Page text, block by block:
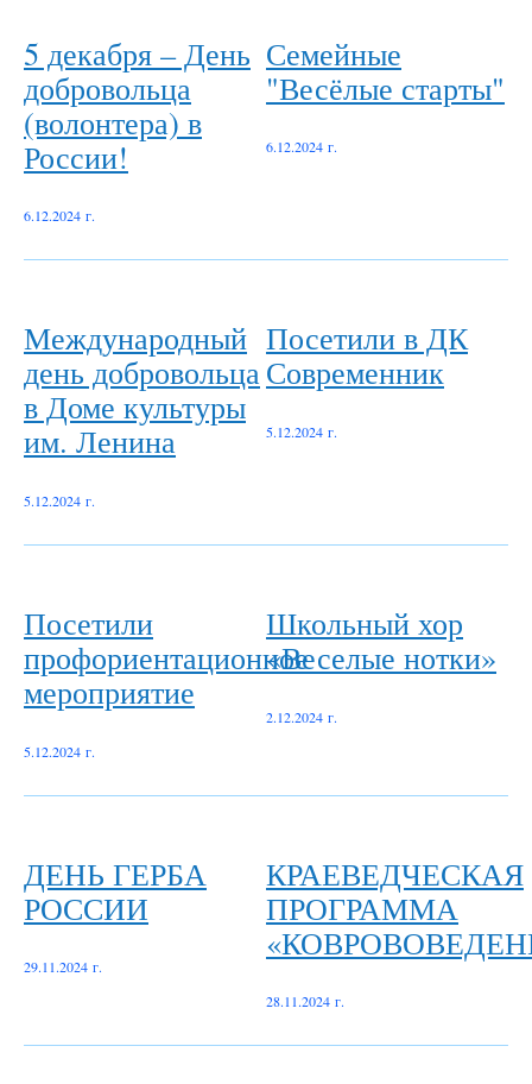
5 декабря – День
добровольца
(волонтера) в
России!
6.12.2024 г.
Семейные
"Весёлые старты"
6.12.2024 г.
Международный
день добровольца
в Доме культуры
им. Ленина
5.12.2024 г.
Посетили в ДК
Современник
5.12.2024 г.
Посетили
профориентационное
мероприятие
5.12.2024 г.
Школьный хор
«Веселые нотки»
2.12.2024 г.
ДЕНЬ ГЕРБА
РОССИИ
29.11.2024 г.
КРАЕВЕДЧЕСКАЯ
ПРОГРАММА
28.11.2024 г.